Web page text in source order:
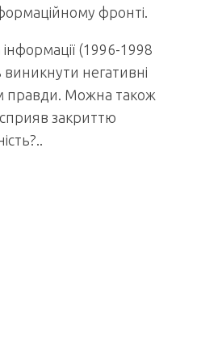
фронті.
(1996-1998
негативні
правди. Можна також
сприяв закриттю